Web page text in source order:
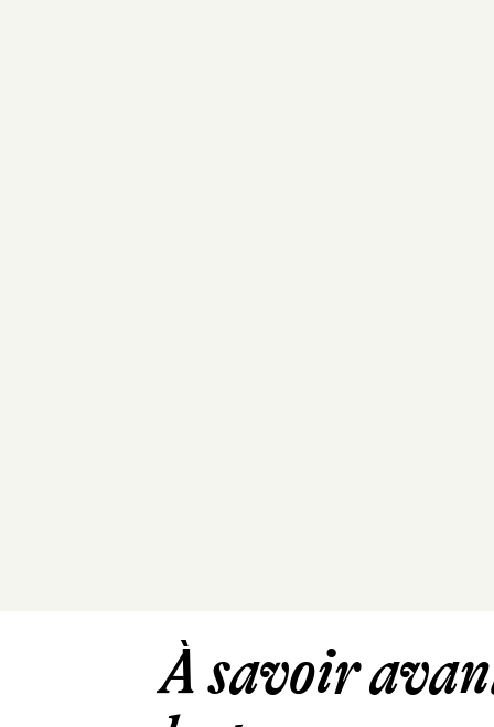
À savoir